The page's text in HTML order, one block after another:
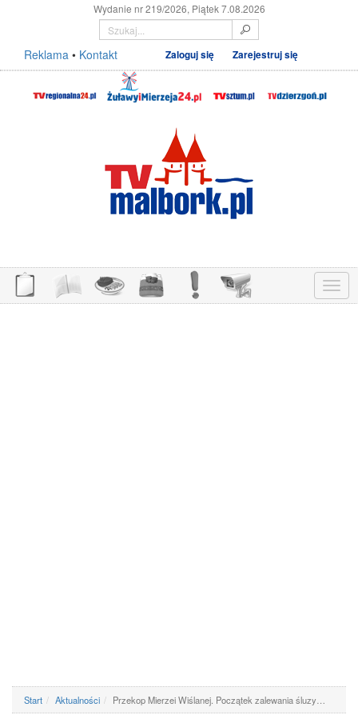
Wydanie nr 219/2026, Piątek 7.08.2026
Reklama • Kontakt Zaloguj się Zarejestruj się
Menu
Start Aktualności Przekop Mierzei Wiślanej. Początek zalewania śluzy…